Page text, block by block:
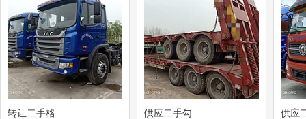
转让二手格 供应二手勾 供应